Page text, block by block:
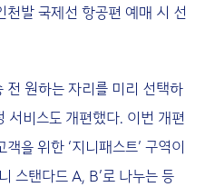
천발 국제선 항공편 예매 시 선
전 원하는 자리를 미리 선택하
서비스도 개편했다. 이번 개편
을 위한 ‘지니패스트’ 구역이
스탠다드 A, B’로 나누는 등